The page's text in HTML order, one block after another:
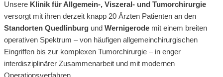
Unsere Klinik für Allgemein-, Viszeral- und Tumorchirurgie
versorgt mit ihren derzeit knapp 20 Ärzten Patienten an den
Standorten Quedlinburg und Wernigerode mit einem breiten
operativen Spektrum – von häufigen allgemeinchirurgischen
Eingriffen bis zur komplexen Tumorchirurgie – in enger
interdisziplinärer Zusammenarbeit und mit modernen